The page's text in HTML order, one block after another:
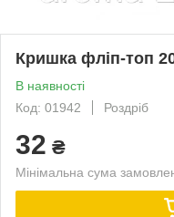
Кришка фліп-топ
В наявності
Код: 01942
Роздріб
32 ₴
Мінімальна сума